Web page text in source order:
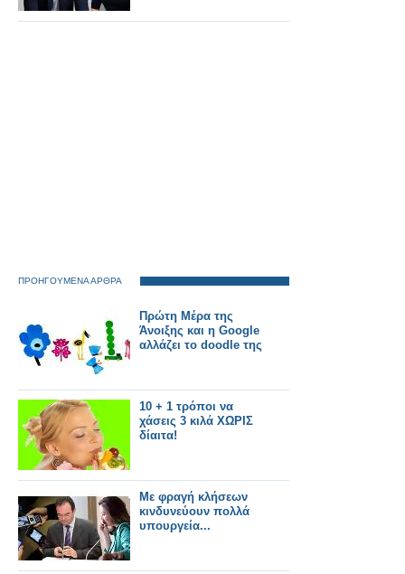
ΠΡΟΗΓΟΥΜΕΝΑ ΑΡΘΡΑ
Πρώτη Μέρα της
Άνοιξης και η Google
αλλάζει το doodle της
10 + 1 τρόποι να
χάσεις 3 κιλά XΩΡΙΣ
δίαιτα!
Mε φραγή κλήσεων
κινδυνεύουν πολλά
υπουργεία...